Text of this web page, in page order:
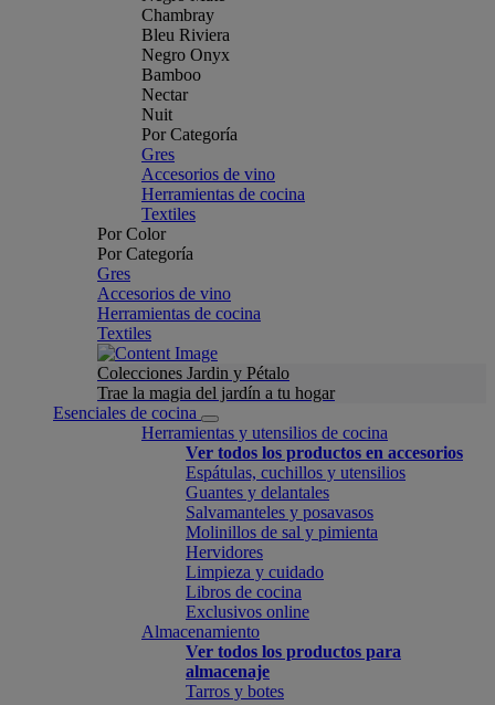
Chambray
Bleu Riviera
Negro Onyx
Bamboo
Nectar
Nuit
Por Categoría
Gres
Accesorios de vino
Herramientas de cocina
Textiles
Por Color
Por Categoría
Gres
Accesorios de vino
Herramientas de cocina
Textiles
Colecciones Jardin y Pétalo
Trae la magia del jardín a tu hogar
Esenciales de cocina
Herramientas y utensilios de cocina
Ver todos los productos en accesorios
Espátulas, cuchillos y utensilios
Guantes y delantales
Salvamanteles y posavasos
Molinillos de sal y pimienta
Hervidores
Limpieza y cuidado
Libros de cocina
Exclusivos online
Almacenamiento
Ver todos los productos para
almacenaje
Tarros y botes